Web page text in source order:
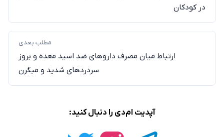
در کودکان
مطلب بعدی
ارتباط میان مصرف داروهای ضد اسید معده و بروز
سردردهای شدید و میگرن
آپدیت ام‌دی را دنبال کنید: